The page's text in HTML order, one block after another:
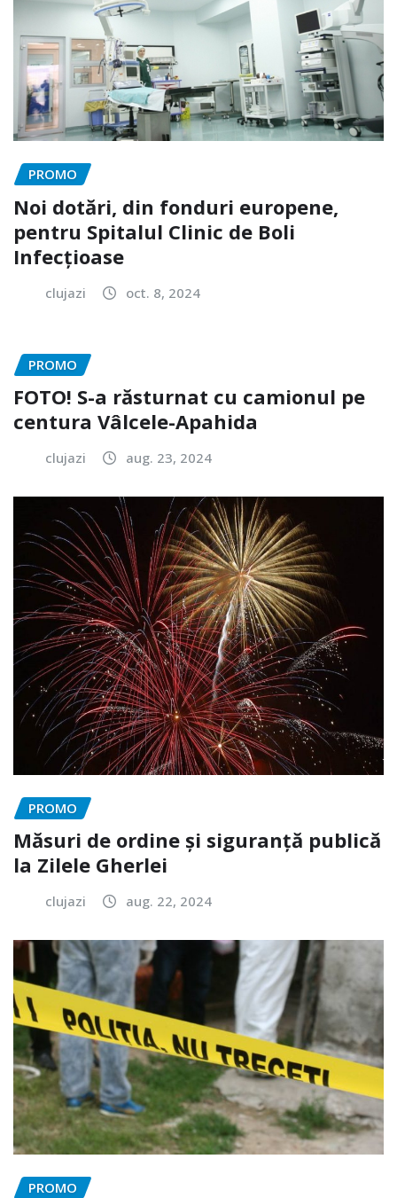
PROMO
Noi dotări, din fonduri europene,
pentru Spitalul Clinic de Boli
Infecțioase
clujazi oct. 8, 2024
PROMO
FOTO! S-a răsturnat cu camionul pe
centura Vâlcele-Apahida
clujazi aug. 23, 2024
PROMO
Măsuri de ordine și siguranță publică
la Zilele Gherlei
clujazi aug. 22, 2024
PROMO